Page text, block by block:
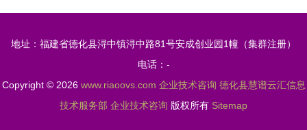
心价值与实
擎，驱动企
地址：福建省德化县浔中镇浔中路81号安成创业园1幢（集群注册）
电话：-
Copyright © 2026 www.riaoovs.com 企业技术咨询 德化县慧谱云汇信息
技术服务部 企业技术咨询 版权所有 Sitemap